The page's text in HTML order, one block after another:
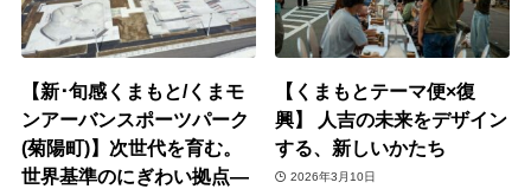
【新･旬感くまもと/くまモ
ンアーバンスポーツパーク
(菊陽町)】次世代を育む。
世界基準のにぎわい拠点―
【くまもとテーマ便×復
興】 人吉の未来をデザイン
する、新しいかたち
2026年3月10日